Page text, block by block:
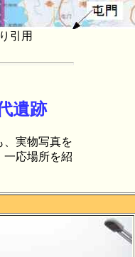
引用
遺跡
実物写真を
一応場所を紹